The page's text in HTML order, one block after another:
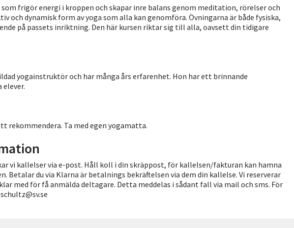
frigör energi i kroppen och skapar inre balans genom meditation, rörelser och
och dynamisk form av yoga som alla kan genomföra. Övningarna är både fysiska,
på passets inriktning. Den här kursen riktar sig till alla, oavsett din tidigare
yogainstruktör och har många års erfarenhet. Hon har ett brinnande
elever.
rekommendera. Ta med egen yogamatta.
vi kallelser via e-post. Håll koll i din skräppost, för kallelsen/fakturan kan hamna
Betalar du via Klarna är betalnings bekräftelsen via dem din kallelse. Vi reserverar
med för få anmälda deltagare. Detta meddelas i sådant fall via mail och sms. För